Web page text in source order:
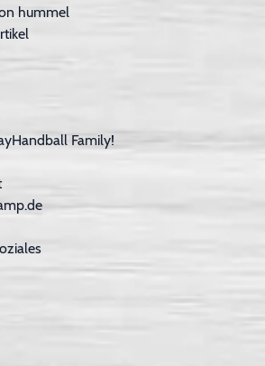
hummel
Family!